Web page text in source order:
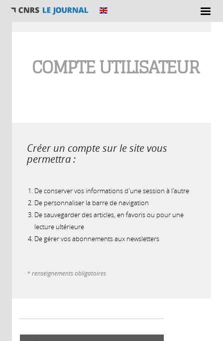
COMPTE UTILISATEUR
Créer un compte sur le site vous
permettra :
De conserver vos informations d'une session à l'autre
De personnaliser la barre de navigation
De sauvegarder des articles, en favoris ou pour une
lecture ultérieure
De gérer vos abonnements aux newsletters
* renseignements obligatoires